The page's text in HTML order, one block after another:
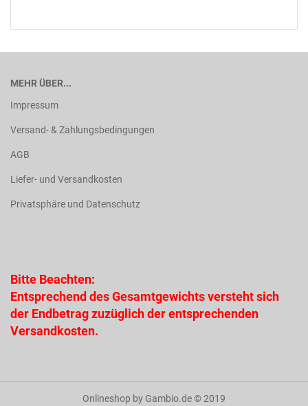
MEHR ÜBER...
Impressum
Versand- & Zahlungsbedingungen
AGB
Liefer- und Versandkosten
Privatsphäre und Datenschutz
Bitte Beachten:
Entsprechend des Gesamtgewichts versteht sich
der Endbetrag zuzüglich der entsprechenden
Versandkosten.
Onlineshop by Gambio.de © 2019